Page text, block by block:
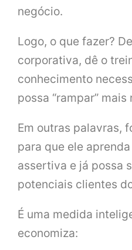
negócio.
Logo, o que fazer?
corporativa, dê o
conhecimento
possa “rampar”
Em outras palavras,
para que ele
assertiva e já possa
potenciais clientes
É uma medida
economiza: